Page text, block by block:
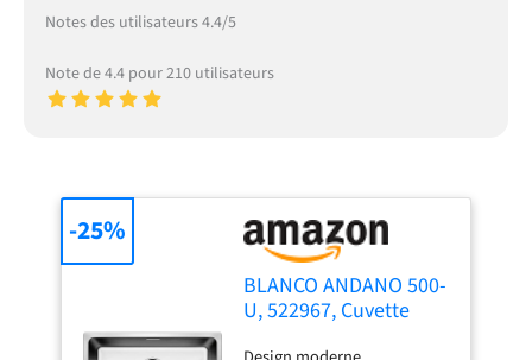
Notes des utilisateurs 4.4/5
Note de 4.4 pour 210 utilisateurs
BLANCO ANDANO 500-
U, 522967, Cuvette
-25%